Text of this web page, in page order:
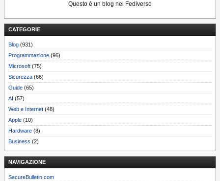
Questo è un blog nel Fediverso
CATEGORIE
Blog (931)
Programmazione (96)
Microsoft (75)
Sicurezza (66)
Guide (65)
AI (57)
Web e Internet (48)
Apple (10)
Hardware (8)
Business (2)
NAVIGAZIONE
SecureBulletin.com